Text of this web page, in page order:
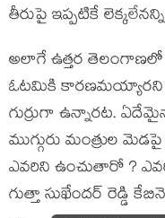
తీరుపై ఇప్ప‌టికే
అలాగే ఉత్త‌ర తెలంగాణ‌లో
ఓట‌మికి కార‌ణ‌మ‌య్యార‌ని
గుర్రుగా ఉన్నార‌ట‌.
ముగ్గురు మంత్రుల
ఎవరిని ఉంచుతారో ?
గుత్తా సుఖేంద‌ర్ రెడ్డి